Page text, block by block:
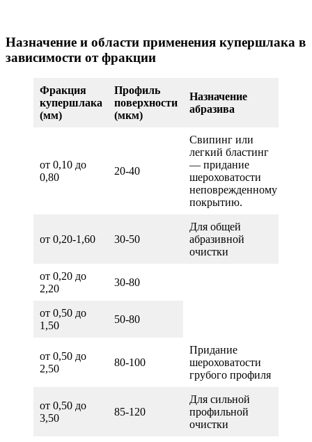
Назначение и области применения купершлака в
зависимости от фракции
Фракция
купершлака
(мм)
Профиль
поверхности
(мкм)
Назначение
абразива
от 0,10 до
0,80
20-40
Свипинг или
легкий бластинг
— придание
шероховатости
неповрежденному
покрытию.
от 0,20-1,60 30-50
Для общей
абразивной
очистки
от 0,20 до
2,20
30-80
от 0,50 до
1,50
50-80
от 0,50 до
2,50
80-100
Придание
шероховатости
грубого профиля
от 0,50 до
3,50
85-120
Для сильной
профильной
очистки